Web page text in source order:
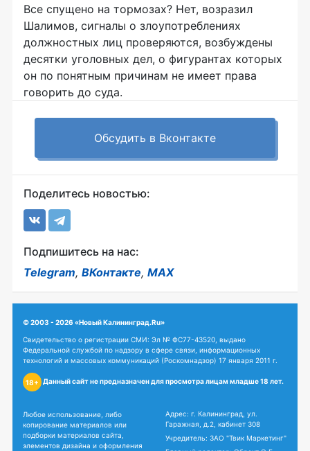
Все спущено на тормозах? Нет, возразил
Шалимов, сигналы о злоупотреблениях
должностных лиц проверяются, возбуждены
десятки уголовных дел, о фигурантах которых
он по понятным причинам не имеет права
говорить до суда.
Обсудить в Вконтакте
Поделитесь новостью:
Подпишитесь на нас:
Telegram, ВКонтакте, MAX
© 2003 - 2026 «Новый Калининград.Ru»
Свидетельство о регистрации СМИ: Эл № ФС77-43520, выдано
Федеральной службой по надзору в сфере связи, информационных
технологий и массовых коммуникаций (Роскомнадзор) 17 января 2011 г.
18+ Данный сайт не предназначен для просмотра лицам младше 18 лет.
Любое использование, либо
копирование материалов или
подборки материалов сайта,
элементов дизайна и оформления
Адрес: г. Калининград, ул.
Гаражная, д.2, кабинет 308
Учредитель: ЗАО "Твик Маркетинг"